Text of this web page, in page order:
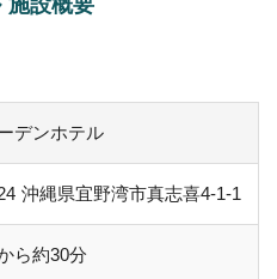
デンホテル
沖縄県宜野湾市真志喜4-1-1
ら約30分